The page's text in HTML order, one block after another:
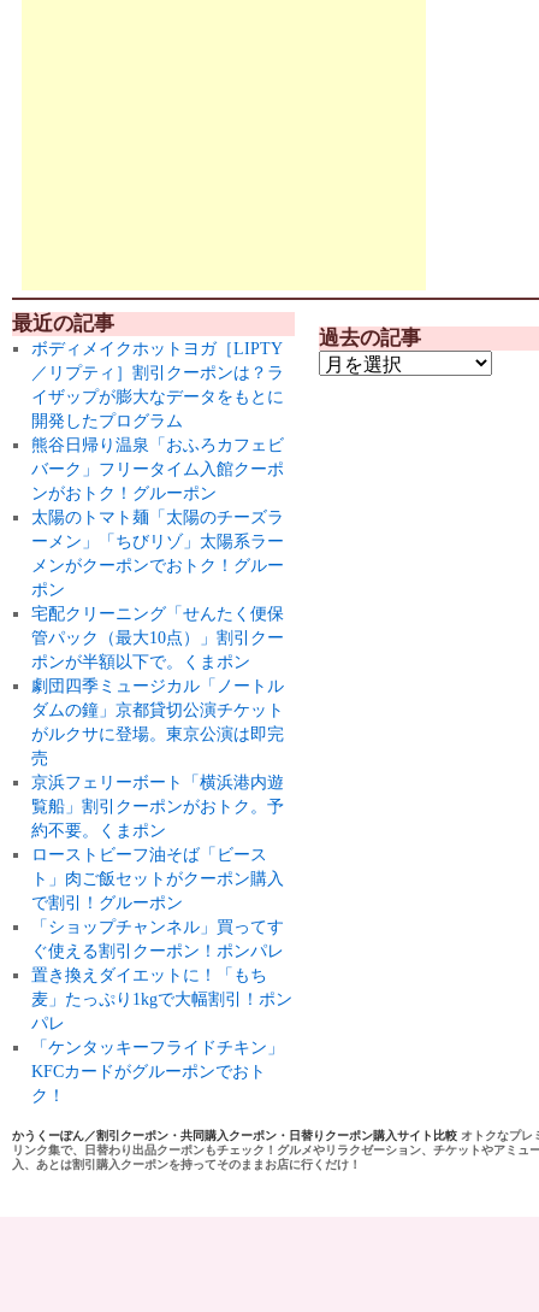
最近の記事
ボディメイクホットヨガ［LIPTY
／リプティ］割引クーポンは？ラ
イザップが膨大なデータをもとに
開発したプログラム
熊谷日帰り温泉「おふろカフェビ
バーク」フリータイム入館クーポ
ンがおトク！グルーポン
太陽のトマト麺「太陽のチーズラ
ーメン」「ちびリゾ」太陽系ラー
メンがクーポンでおトク！グルー
ポン
宅配クリーニング「せんたく便保
管パック（最大10点）」割引クー
ポンが半額以下で。くまポン
劇団四季ミュージカル「ノートル
ダムの鐘」京都貸切公演チケット
がルクサに登場。東京公演は即完
売
京浜フェリーボート「横浜港内遊
覧船」割引クーポンがおトク。予
約不要。くまポン
ローストビーフ油そば「ビース
ト」肉ご飯セットがクーポン購入
で割引！グルーポン
「ショップチャンネル」買ってす
ぐ使える割引クーポン！ポンパレ
置き換えダイエットに！「もち
麦」たっぷり1kgで大幅割引！ポン
パレ
「ケンタッキーフライドチキン」
KFCカードがグルーポンでおト
ク！
過去の記事
かうくーぽん／割引クーポン・共同購入クーポン・日替りクーポン購入サイト比較 オトクなプレ
リンク集で、日替わり出品クーポンもチェック！グルメやリラクゼーション、チケットやアミ
入、あとは割引購入クーポンを持ってそのままお店に行くだけ！